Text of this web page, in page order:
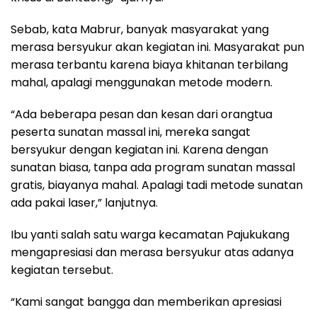
Sebab, kata Mabrur, banyak masyarakat yang
merasa bersyukur akan kegiatan ini. Masyarakat pun
merasa terbantu karena biaya khitanan terbilang
mahal, apalagi menggunakan metode modern.
“Ada beberapa pesan dan kesan dari orangtua
peserta sunatan massal ini, mereka sangat
bersyukur dengan kegiatan ini. Karena dengan
sunatan biasa, tanpa ada program sunatan massal
gratis, biayanya mahal. Apalagi tadi metode sunatan
ada pakai laser,” lanjutnya.
Ibu yanti salah satu warga kecamatan Pajukukang
mengapresiasi dan merasa bersyukur atas adanya
kegiatan tersebut.
“Kami sangat bangga dan memberikan apresiasi